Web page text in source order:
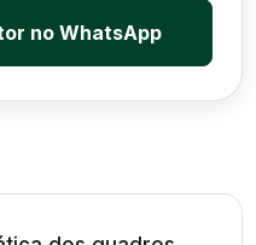
no WhatsApp